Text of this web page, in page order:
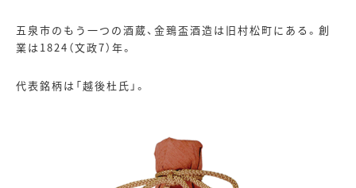
五泉市のもう一つの酒蔵、金鵄盃酒造は旧村松町にある。創
業は1824 （文政7）年。
代表銘柄は「越後杜氏」。